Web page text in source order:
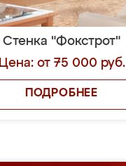
Стенка "Фокстрот"
Цена: от 75 000 руб.
ПОДРОБНЕЕ